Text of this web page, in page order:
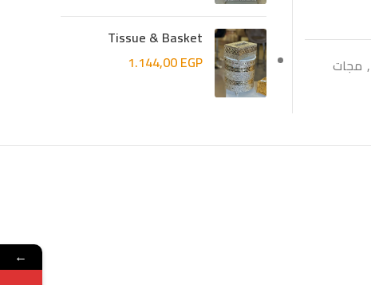
, مجات
Tissue & Basket
1.144,00EGP
←